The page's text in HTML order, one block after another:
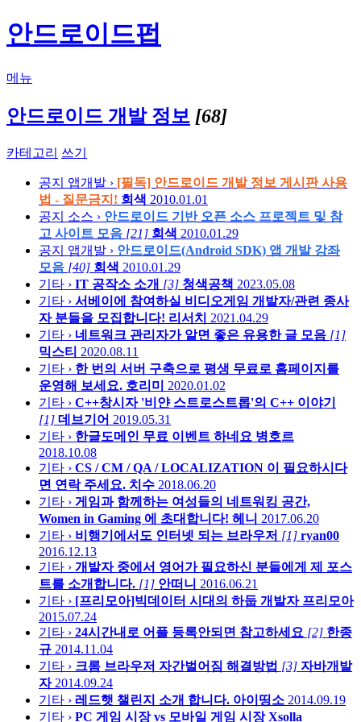
안드로이드펍
메뉴
안드로이드 개발 정보 [68]
카테고리 쓰기
공지 앱개발 › [필독] 안드로이드 개발 정보 게시판 사용
법 - 질문금지! 회색 2010.01.01
공지
소스 › 안드로이드 기반 오픈 소스 프로젝트 및 참
고 사이트 모음 [21] 회색 2010.01.29
공지
앱개발 › 안드로이드(Android SDK) 앱 개발 강좌
모음 [40] 회색 2010.01.29
기타 › IT 공작소 소개 [3] 청색공책 2023.05.08
기타 › 서베이에 참여하실 비디오게임 개발자/관련 종사
자 분들을 모집합니다! 리서치 2021.04.29
기타 › 네트워크 관리자가 알면 좋은 유용한 글 모음 [1]
믹스티 2020.08.11
기타 › 한 번의 서버 구축으로 평생 무료로 홈페이지를
운영해 보세요. 호리미
2020.01.02
기타 › C++창시자 '비얀 스트로스트롭'의 C++ 이야기
[1] 데브기어 2019.05.31
기타 › 한글도메인 무료 이벤트 하네요 병호르
2018.10.08
기타 › CS / CM / QA / LOCALIZATION 이 필요하시다
면 연락 주세요. 치수 2018.06.20
기타 › 게임과 함께하는 여성들의 네트워킹 공간,
Women in Gaming 에 초대합니다! 헤니 2017.06.20
기타 › 비행기에서도 인터넷 되는 브라우저 [1] ryan00
2016.12.13
기타 › 개발자 중에서 영어가 필요하신 분들에게 제 포스
트를 소개합니다. [1] 안떠니 2016.06.21
기타 › [프리모아]빅데이터 시대의 하둡 개발자 프리모아
2015.07.24
기타 › 24시간내로 어플 등록안되면 참고하세요 [2] 한종
규 2014.11.04
기타 › 크롬 브라우저 자간벌어짐 해결방법 [3] 자바개발
자 2014.09.24
기타 › 레드햇 챌린지 소개 합니다. 아이띵소 2014.09.19
기타 › PC 게임 시장 vs 모바일 게임 시장 Xsolla